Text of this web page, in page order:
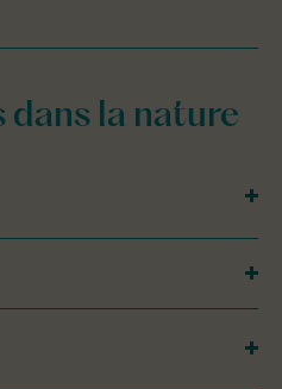
dans la nature